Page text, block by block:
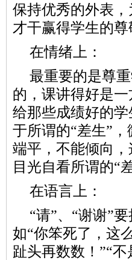
保持优秀的外表
才干赢得学生的
在情绪上：
最重要的是尊
的，课讲得好是
给那些成绩好的
于所谓的“差生”
端平，不能倾向
目光自看所谓的“
在语言上：
“请”、“谢谢”
如“你笨死了，这
趾头再数数！”“